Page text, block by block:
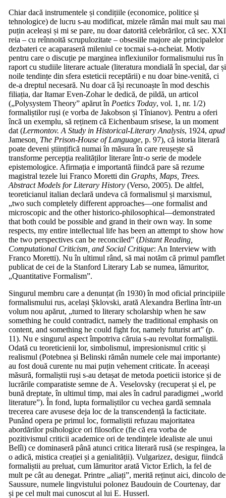
Chiar dacă instrumentele și condițiile (economice, politice și
tehnologice) de lucru s-au modificat, mizele rămân mai mult sau mai
puțin aceleași și mi se pare, nu doar datorită celebrărilor, că sec. XXI
reia – cu reînnoită scrupulozitate – obsesiile majore ale principalelor
dezbateri ce acaparaseră mileniul ce tocmai s-a-ncheiat. Motiv
pentru care o discuție pe marginea inflexiunilor formalismului rus în
raport cu studiile literare actuale (literatura mondială în special, dar și
noile tendințe din sfera esteticii receptării) e nu doar bine-venită, ci
de-a dreptul necesară. Nu doar că își recunoaște în mod deschis
filiația, dar Itamar Even-Zohar le dedică, de pildă, un articol
(„Polysystem Theory” apărut în Poetics Today, vol. 1, nr. 1/2)
formaliștilor ruși (e vorba de Jakobson și Tînianov). Pentru a oferi
încă un exemplu, să reținem că Eichenbaum srisese, la un moment
dat (Lermontov. A Study in Historical-Literary Analysis, 1924,apud
Jameson , The Prison-House of Language, p. 97), că istoria literară
poate deveni științifică numai în măsura în care reușește să
transforme percepția realităților literare într-o serie de modele
epistemologice. Afirmația e importantă fiindcă pare să rezume
magistral tezele lui Franco Moretti din Graphs, Maps, Trees.
Abstract Models for Literary History(Verso, 2005). De altfel,
teoreticianul italian declară undeva că formalismul și marxismul,
„two such completely different approaches—one formalist and
microscopic and the other historico-philosophical—demonstrated
that both could be possible and grand in their own way. In some
respects, my entire intellectual life has been an attempt to show how
the two perspectives can be reconciled” (Distant Reading,
Computational Criticism, and Social Critique: An Interview with
Franco Moretti). Nu în ultimul rând, să mai notăm că primul pamflet
publicat de cei de la Stanford Literary Lab se numea, lămuritor,
„Quantitative Formalism”.
Singurul membru care a denunțat (în 1930) în mod oficial principiile
formalismului rus, același Șklovski, arată Alexandra Berlina într-un
volum nou apărut, „turned to literary scholarship when he saw
something he could contradict, namely the traditional emphasis on
content, and something he could fight for, namely futurist art” (p.
11). Nu e singurul aspect împotriva căruia s-au revoltat formaliștii.
Odată cu teoreticienii lor, simbolismul, impresionismul critic și
realismul (Potebnea și Belinski rămân numele cele mai importante)
au fost două curente nu mai puțin vehement criticate. În aceeași
măsură, formaliștii ruși s-au detașat de metoda poeticii istorice și de
lucrările comparatiste semne de A. Veselovsky (recuperat și el, pe
bună dreptate, în ultimul timp, mai ales în cadrul paradigmei „world
literature”). În fond, lupta formaliștilor cu vechea gardă semnala
trecerea care avusese deja loc de la transcendență la facticitate.
Punând opera pe primul loc, formaliștii refuzau majoritatea
abordărilor psihologice ori filosofice (fie că era vorba de
pozitivismul criticii academice ori de tendințele idealiste ale unui
Belîi) ce dominaseră până atunci critica literară rusă (se respingea, la
o adică, mistica creației și a genialității). Vulgarizez, desigur, fiindcă
formaliștii au preluat, cum lămuritor arată Victor Erlich, la fel de
mult pe cât au denegat. Printre „aliați”, merită reținut aici, dincolo de
Saussure, numele lingvistului polonez Baudouin de Courtenay, dar
și pe cel mult mai cunoscut al lui E. Husserl.